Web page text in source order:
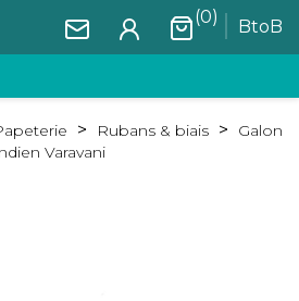
BtoB
(0)
Rubans & biais
Galon
Varavani